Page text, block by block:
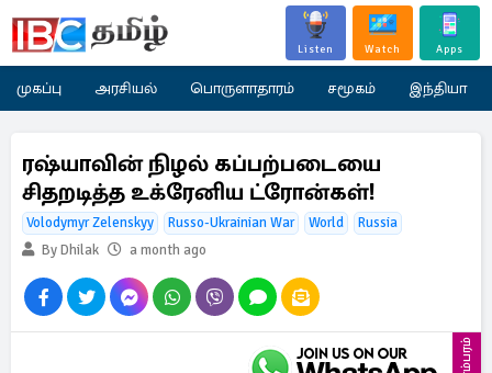
Listen Watch Apps
முகப்பு அரசியல் பொருளாதாரம் சமூகம் இந்தியா
ரஷ்யாவின் நிழல் கப்பற்படையை
சிதறடித்த உக்ரேனிய ட்ரோன்கள்!
Volodymyr Zelenskyy Russo-Ukrainian War World
Russia
By Dhilak
a month ago